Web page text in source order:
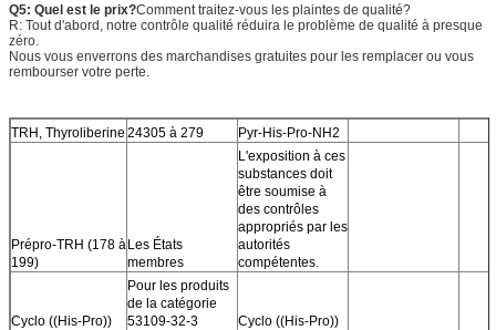
Q5: Quel est le prix?Comment traitez-vous les plaintes de qualité?
R: Tout d'abord, notre contrôle qualité réduira le problème de qualité à presque
zéro.
Nous vous enverrons des marchandises gratuites pour les remplacer ou vous
rembourser votre perte.
TRH, Thyroliberine 24305 à 279 Pyr-His-Pro-NH2
Prépro-TRH (178 à
199)
Les États
membres
L'exposition à ces
substances doit
être soumise à
des contrôles
appropriés par les
autorités
compétentes.
Cyclo ((His-Pro))
Pour les produits
de la catégorie
53109-32-3
Cyclo ((His-Pro))